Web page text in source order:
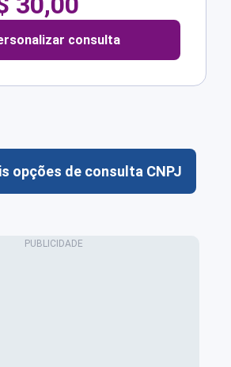
consulta
opções de consulta CNPJ